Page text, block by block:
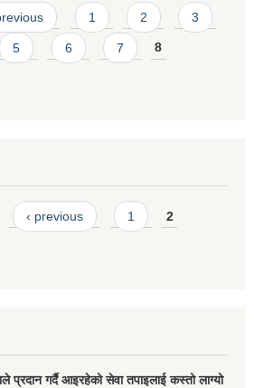
1 2 3
5 6 7 8
‹ previous 1 2
प्रदान गर्दै आइरहेको सेवा तपाइलाई कस्तो लाग्यो